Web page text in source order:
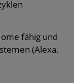
fähig und
(Alexa,